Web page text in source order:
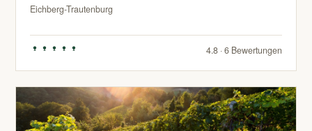
Eichberg-Trautenburg
4.8 · 6 Bewertungen